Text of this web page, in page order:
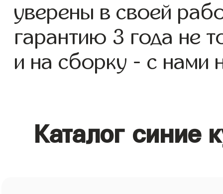
уверены в своей
гарантию 3 года не
и на сборку - с нами
Каталог синие